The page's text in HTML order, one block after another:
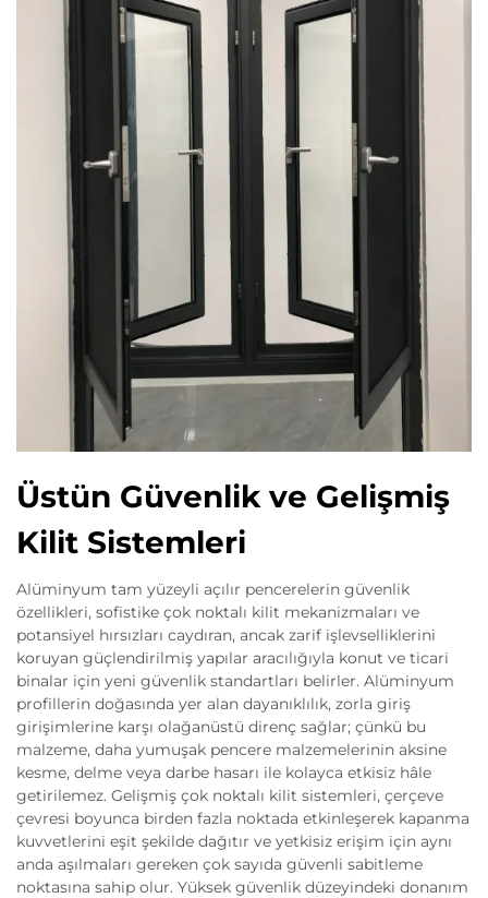
Üstün Güvenlik ve Gelişmiş
Kilit Sistemleri
Alüminyum tam yüzeyli açılır pencerelerin güvenlik
özellikleri, sofistike çok noktalı kilit mekanizmaları ve
potansiyel hırsızları caydıran, ancak zarif işlevselliklerini
koruyan güçlendirilmiş yapılar aracılığıyla konut ve ticari
binalar için yeni güvenlik standartları belirler. Alüminyum
profillerin doğasında yer alan dayanıklılık, zorla giriş
girişimlerine karşı olağanüstü direnç sağlar; çünkü bu
malzeme, daha yumuşak pencere malzemelerinin aksine
kesme, delme veya darbe hasarı ile kolayca etkisiz hâle
getirilemez. Gelişmiş çok noktalı kilit sistemleri, çerçeve
çevresi boyunca birden fazla noktada etkinleşerek kapanma
kuvvetlerini eşit şekilde dağıtır ve yetkisiz erişim için aynı
anda aşılmaları gereken çok sayıda güvenli sabitleme
noktasına sahip olur. Yüksek güvenlik düzeyindeki donanım